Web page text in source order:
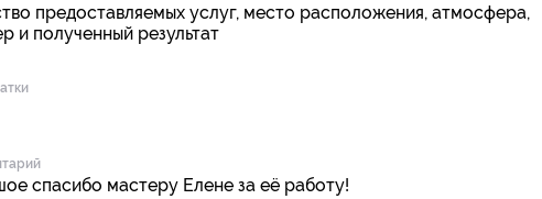
предоставляемых услуг, место расположения, атмосфера,
и полученный результат
спасибо мастеру Елене за её работу!